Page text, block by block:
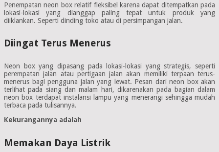
Penempatan neon box relatif fleksibel karena dapat ditempatkan pada
lokasi-lokasi yang dianggap paling tepat untuk produk yang
diiklankan. Seperti dinding toko atau di persimpangan jalan.
Diingat Terus Menerus
Neon box yang dipasang pada lokasi-lokasi yang strategis, seperti
perempatan jalan atau pertigaan jalan akan memiliki terpaan terus-
menerus bagi pengguna jalan yang lewat. Pesan dari neon box akan
terlihat pada siang dan malam hari, dikarenakan pada bagian dalam
neon box terdapat instalansi lampu yang menerangi sehingga mudah
terbaca pada tulisannya.
Kekurangannya adalah
Memakan Daya Listrik